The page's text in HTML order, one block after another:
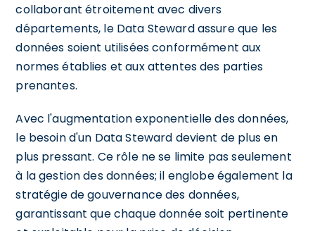
collaborant étroitement avec divers
départements, le Data Steward assure que les
données soient utilisées conformément aux
normes établies et aux attentes des parties
prenantes.
Avec l'augmentation exponentielle des données,
le besoin d'un Data Steward devient de plus en
plus pressant. Ce rôle ne se limite pas seulement
à la gestion des données; il englobe également la
stratégie de gouvernance des données,
garantissant que chaque donnée soit pertinente